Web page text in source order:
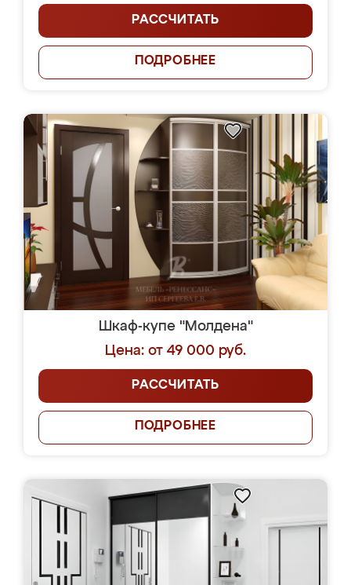
РАССЧИТАТЬ
ПОДРОБНЕЕ
Шкаф-купе "Молдена"
Цена: от 49 000 руб.
РАССЧИТАТЬ
ПОДРОБНЕЕ